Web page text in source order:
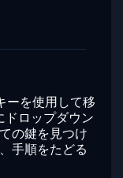
ーを使用して移
ドロップダウン
の鍵を見つけ
手順をたどる